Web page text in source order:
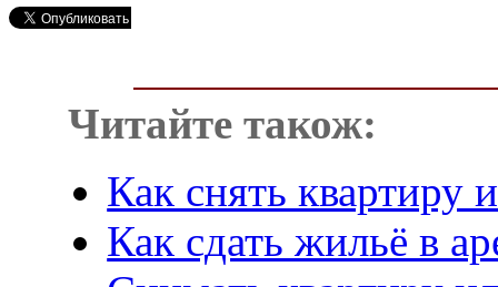
Читайте також:
Как снять квартиру
Как сдать жильё в